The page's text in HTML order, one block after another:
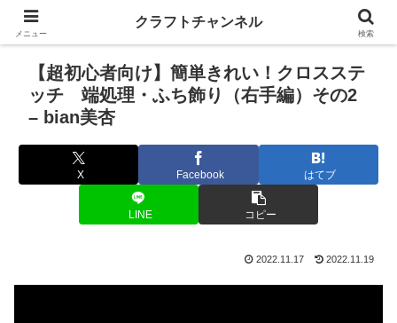
【超初心者向け】簡単きれい！クロスステ
ッチ 端処理・ふち飾り（右手編）その2
– bian美杏
X Facebook はてブ
LINE コピー
2022.11.17 2022.11.19
メニュー
クラフトチャンネル
検索